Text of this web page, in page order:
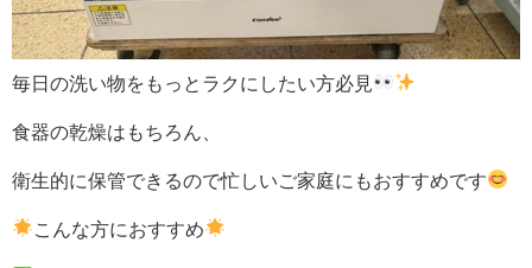
毎日の洗い物をもっとラクにしたい方必見
食器の乾燥はもちろん、
衛生的に保管できるので忙しいご家庭にもおすすめです
こんな方におすすめ